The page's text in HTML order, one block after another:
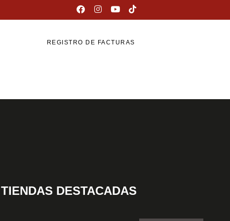
REGISTRO DE FACTURAS
TIENDAS DESTACADAS